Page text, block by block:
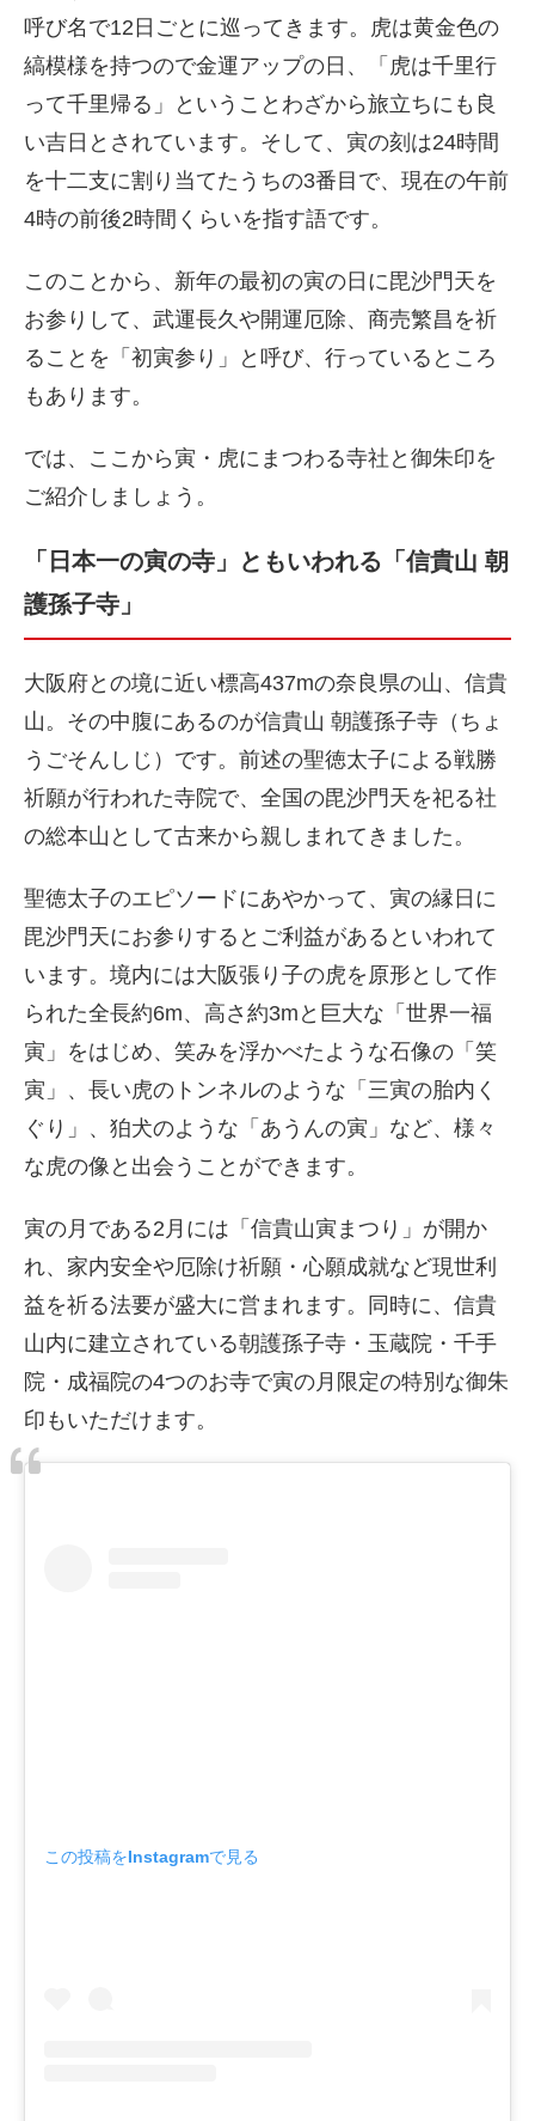
呼び名で12日ごとに巡ってきます。虎は黄金色の
縞模様を持つので金運アップの日、「虎は千里行
って千里帰る」ということわざから旅立ちにも良
い吉日とされています。そして、寅の刻は24時間
を十二支に割り当てたうちの3番目で、現在の午前
4時の前後2時間くらいを指す語です。
このことから、新年の最初の寅の日に毘沙門天を
お参りして、武運長久や開運厄除、商売繁昌を祈
ることを「初寅参り」と呼び、行っているところ
もあります。
では、ここから寅・虎にまつわる寺社と御朱印を
ご紹介しましょう。
「日本一の寅の寺」ともいわれる「信貴山 朝
護孫子寺」
大阪府との境に近い標高437mの奈良県の山、信貴
山。その中腹にあるのが信貴山 朝護孫子寺（ちょ
うごそんしじ）です。前述の聖徳太子による戦勝
祈願が行われた寺院で、全国の毘沙門天を祀る社
の総本山として古来から親しまれてきました。
聖徳太子のエピソードにあやかって、寅の縁日に
毘沙門天にお参りするとご利益があるといわれて
います。境内には大阪張り子の虎を原形として作
られた全長約6m、高さ約3mと巨大な「世界一福
寅」をはじめ、笑みを浮かべたような石像の「笑
寅」、長い虎のトンネルのような「三寅の胎内く
ぐり」、狛犬のような「あうんの寅」など、様々
な虎の像と出会うことができます。
寅の月である2月には「信貴山寅まつり」が開か
れ、家内安全や厄除け祈願・心願成就など現世利
益を祈る法要が盛大に営まれます。同時に、信貴
山内に建立されている朝護孫子寺・玉蔵院・千手
院・成福院の4つのお寺で寅の月限定の特別な御朱
印もいただけます。
この投稿をInstagramで見る